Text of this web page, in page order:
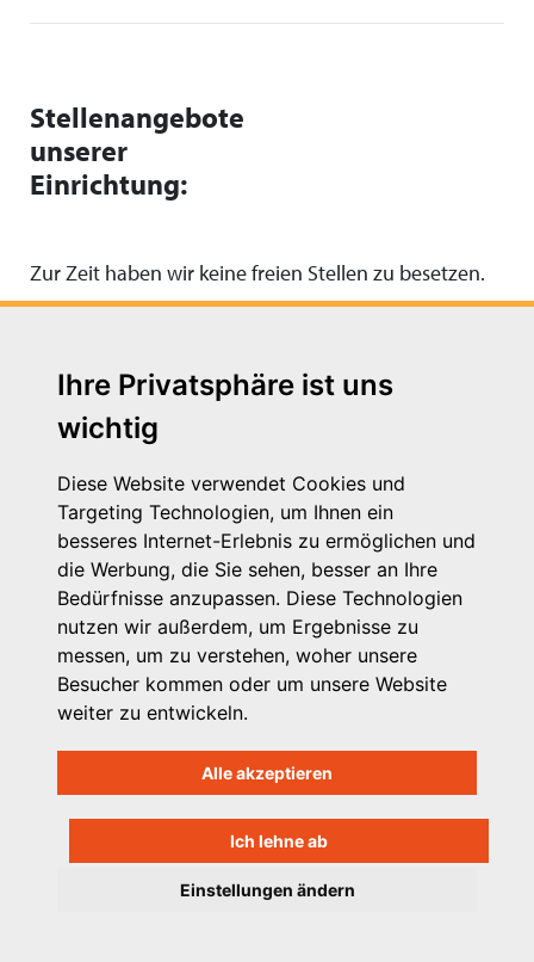
Ihre Privatsphäre ist uns
wichtig
Diese Website verwendet Cookies und
Targeting Technologien, um Ihnen ein
besseres Internet-Erlebnis zu ermöglichen und
die Werbung, die Sie sehen, besser an Ihre
Bedürfnisse anzupassen. Diese Technologien
nutzen wir außerdem, um Ergebnisse zu
messen, um zu verstehen, woher unsere
Besucher kommen oder um unsere Website
weiter zu entwickeln.
Alle akzeptieren
Ich lehne ab
Einstellungen ändern
Stellenangebote
unserer
Einrichtung:
Zur Zeit haben wir keine freien Stellen zu besetzen.
Michaelkirchstr. 17/18
10179 Berlin
Telefon: 030 – 58 58 17 16 01
E-Mail: info@vpk.de
Mehr Informationen: www.vpk.de
Hilfe
Datenschutzhinweis